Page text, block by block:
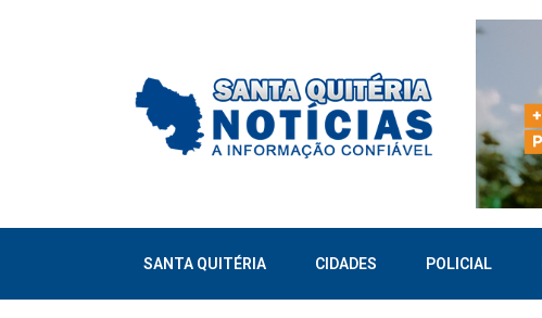
SANTA QUITÉRIA CIDADES POLICIAL